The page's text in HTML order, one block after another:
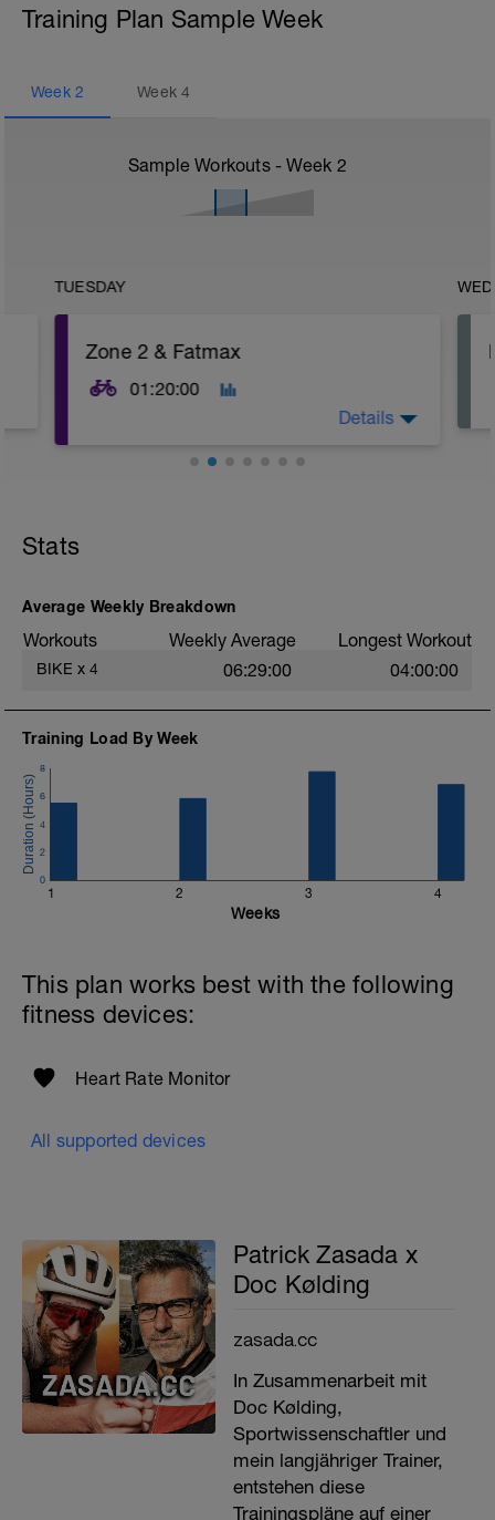
Training Plan Sample Week
Week 2 Week4
Sample Workouts - Week 2
TUESDAY
Zone 2 & Fatmax
01:20:00
Details
Stats
Average Weekly Breakdown
Workouts Weekly Average Longest Workout
BIKE x 4 06:29:00 04:00:00
Training Load By Week
1 2 3 4
0
2
4
6
8
Weeks
This plan works best with the following
fitness devices:
Heart Rate Monitor
All supported devices
Patrick Zasada x
Doc Kølding
zasada.cc
In Zusammenarbeit mit
Doc Kølding,
Sportwissenschaftler und
mein langjähriger Trainer,
entstehen diese
Trainingspläne auf einer